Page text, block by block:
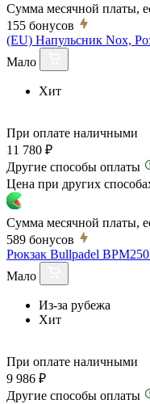
Сумма месячной платы,
155 бонусов
(EU) Напульсник Nox,
Мало
Хит
При оплате наличными
11 780 ₽
Другие способы оплаты
Цена при других
Сумма месячной платы,
589 бонусов
Рюкзак Bullpadel
Мало
Из-за рубежа
Хит
При оплате наличными
9 986 ₽
Другие способы оплаты